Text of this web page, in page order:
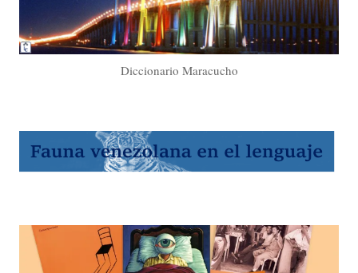
Diccionario Maracucho